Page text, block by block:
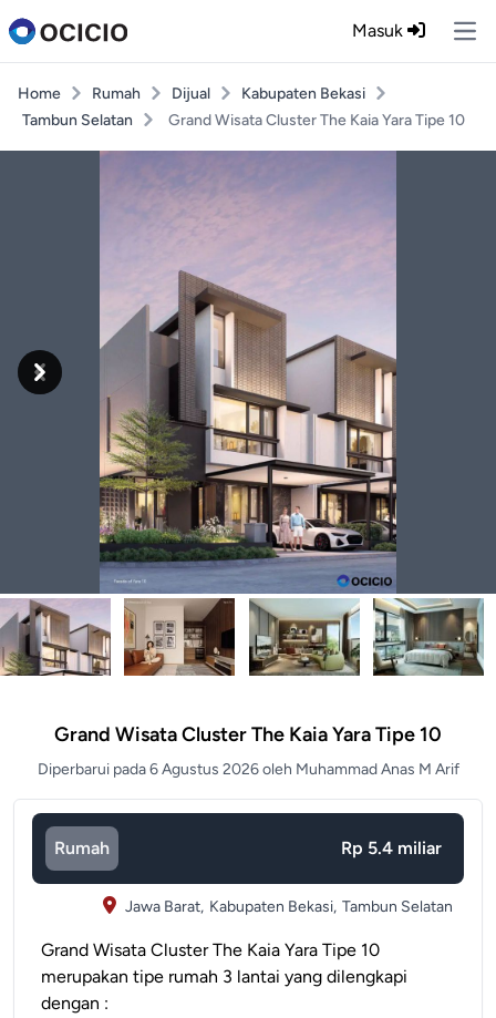
Masuk
Home Rumah Dijual
Kabupaten Bekasi
Tambun Selatan
Grand Wisata Cluster The Kaia Yara Tipe 10
Previous
Next
Grand Wisata Cluster The Kaia Yara Tipe 10
Diperbarui pada 6 Agustus 2026 oleh Muhammad Anas M Arif
Rumah Rp 5.4 miliar
Jawa Barat, Kabupaten Bekasi, Tambun Selatan
Grand Wisata Cluster The Kaia Yara Tipe 10
merupakan tipe rumah 3 lantai yang dilengkapi
dengan :